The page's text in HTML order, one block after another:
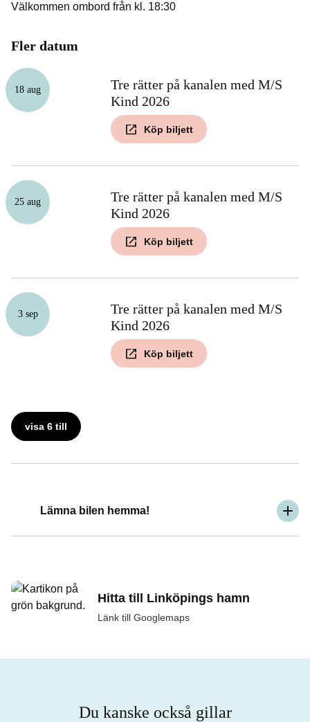
Välkommen ombord från kl. 18:30
Fler datum
18 aug
Tre rätter på kanalen med M/S
Kind 2026
Köp biljett
25 aug
Tre rätter på kanalen med M/S
Kind 2026
Köp biljett
3 sep
Tre rätter på kanalen med M/S
Kind 2026
Köp biljett
visa 6 till
Lämna bilen hemma!
Hitta till Linköpings hamn
Länk till Googlemaps
Du kanske också gillar